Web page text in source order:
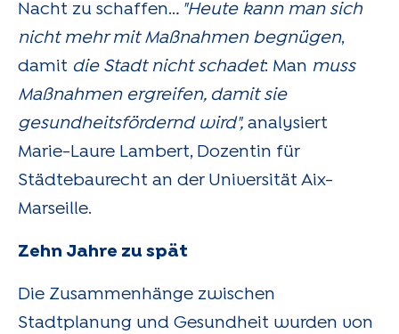
Nacht zu schaffen... "Heute kann man sich
nicht mehr mit Maßnahmen begnügen,
damit die Stadt nicht schadet: Man muss
Maßnahmen ergreifen, damit sie
gesundheitsfördernd wird", analysiert
Marie-Laure Lambert, Dozentin für
Städtebaurecht an der Universität Aix-
Marseille.
Zehn Jahre zu spät
Die Zusammenhänge zwischen
Stadtplanung und Gesundheit wurden von